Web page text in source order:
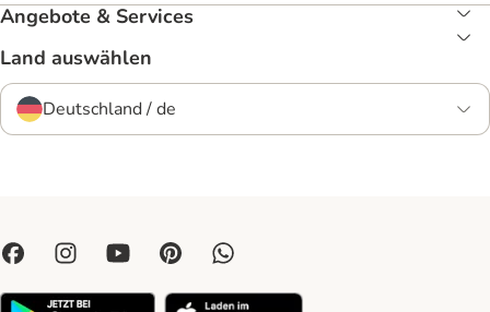
Angebote & Services
Land auswählen
Deutschland / de